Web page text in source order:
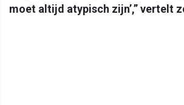
moet altijd atypisch zijn’,” vertelt